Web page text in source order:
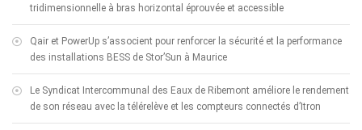
tridimensionnelle à bras horizontal éprouvée et accessible
Qair et PowerUp s’associent pour renforcer la sécurité et la performance
des installations BESS de Stor’Sun à Maurice
Le Syndicat Intercommunal des Eaux de Ribemont améliore le rendement
de son réseau avec la télérelève et les compteurs connectés d’Itron